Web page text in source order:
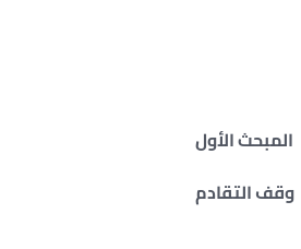
المبحث الأول
وقف التقادم